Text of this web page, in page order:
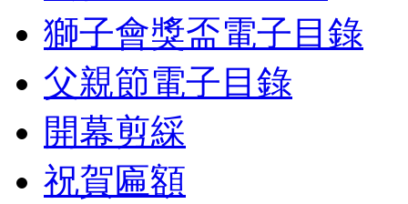
獅子會獎盃電子目錄
父親節電子目錄
開幕剪綵
祝賀匾額